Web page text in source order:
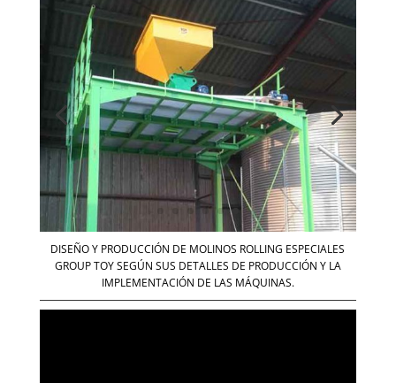
DISEÑO Y PRODUCCIÓN DE MOLINOS ROLLING ESPECIALES
GROUP TOY SEGÚN SUS DETALLES DE PRODUCCIÓN Y LA
IMPLEMENTACIÓN DE LAS MÁQUINAS.